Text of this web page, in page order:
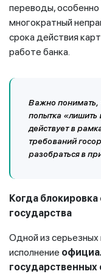
переводы,
многократный
срока действия
работе банка.
Важно понимать,
попытка «лишить
действует в
требований
разобраться в
Когда
государства
Одной из серьезных
исполнение
государственных